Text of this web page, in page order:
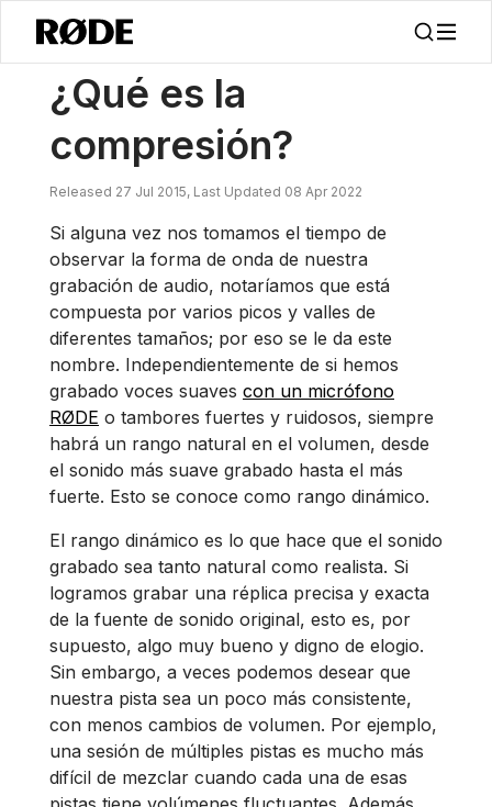
Noticias / ¿Qué Es La Compresión?
¿Qué es la
compresión?
Released 27 Jul 2015, Last Updated 08 Apr 2022
Si alguna vez nos tomamos el tiempo de
observar la forma de onda de nuestra
grabación de audio, notaríamos que está
compuesta por varios picos y valles de
diferentes tamaños; por eso se le da este
nombre. Independientemente de si hemos
grabado voces suaves con un micrófono
RØDE o tambores fuertes y ruidosos, siempre
habrá un rango natural en el volumen, desde
el sonido más suave grabado hasta el más
fuerte. Esto se conoce como rango dinámico.
El rango dinámico es lo que hace que el sonido
grabado sea tanto natural como realista. Si
logramos grabar una réplica precisa y exacta
de la fuente de sonido original, esto es, por
supuesto, algo muy bueno y digno de elogio.
Sin embargo, a veces podemos desear que
nuestra pista sea un poco más consistente,
con menos cambios de volumen. Por ejemplo,
una sesión de múltiples pistas es mucho más
difícil de mezclar cuando cada una de esas